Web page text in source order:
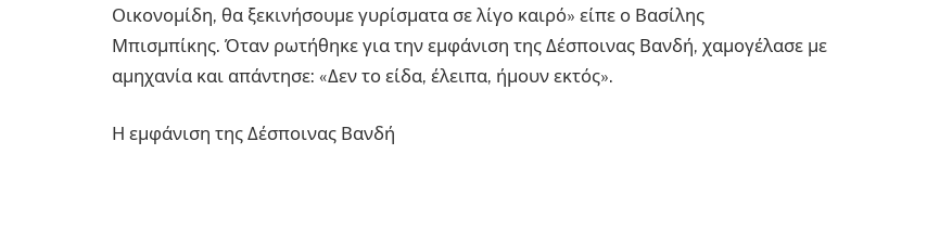
Οικονομίδη, θα ξεκινήσουμε γυρίσματα σε λίγο καιρό» είπε ο Βασίλης
Μπισμπίκης. Όταν ρωτήθηκε για την εμφάνιση της Δέσποινας Βανδή, χαμογέλασε με
αμηχανία και απάντησε: «Δεν το είδα, έλειπα, ήμουν εκτός».
Η εμφάνιση της Δέσποινας Βανδή